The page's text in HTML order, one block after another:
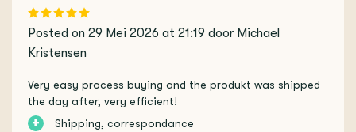
Posted on 29 Mei 2026 at 21:19 door Michael
Kristensen
Very easy process buying and the produkt was shipped
the day after, very efficient!
+ Shipping, correspondance